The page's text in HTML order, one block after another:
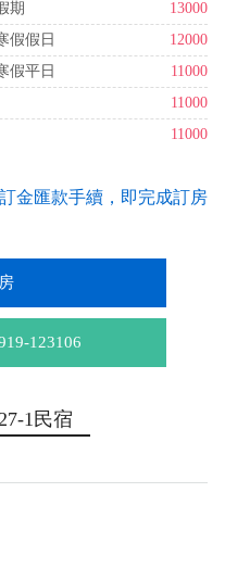
期
13000
假假日
12000
假平日
11000
11000
11000
金匯款手續，即完成訂房
123106
1民宿